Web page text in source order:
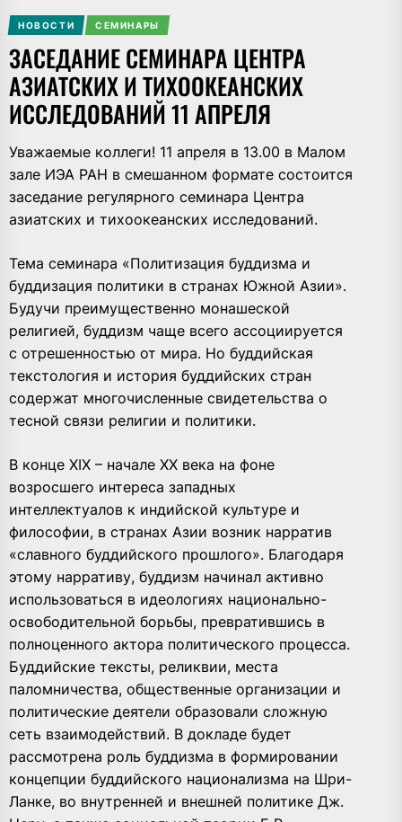
НОВОСТИ СЕМИНАРЫ
ЗАСЕДАНИЕ СЕМИНАРА ЦЕНТРА
АЗИАТСКИХ И ТИХООКЕАНСКИХ
ИССЛЕДОВАНИЙ 11 АПРЕЛЯ
Уважаемые коллеги! 11 апреля в 13.00 в Малом
зале ИЭА РАН в смешанном формате состоится
заседание регулярного семинара Центра
азиатских и тихоокеанских исследований.
Тема семинара «Политизация буддизма и
буддизация политики в странах Южной Азии».
Будучи преимущественно монашеской
религией, буддизм чаще всего ассоциируется
с отрешенностью от мира. Но буддийская
текстология и история буддийских стран
содержат многочисленные свидетельства о
тесной связи религии и политики.
В конце XIX – начале ХХ века на фоне
возросшего интереса западных
интеллектуалов к индийской культуре и
философии, в странах Азии возник нарратив
«славного буддийского прошлого». Благодаря
этому нарративу, буддизм начинал активно
использоваться в идеологиях национально-
освободительной борьбы, превратившись в
полноценного актора политического процесса.
Буддийские тексты, реликвии, места
паломничества, общественные организации и
политические деятели образовали сложную
сеть взаимодействий. В докладе будет
рассмотрена роль буддизма в формировании
концепции буддийского национализма на Шри-
Ланке, во внутренней и внешней политике Дж.